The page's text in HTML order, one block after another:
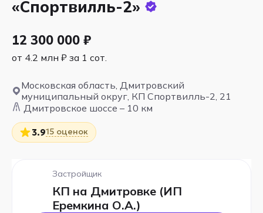
«Спортвилль-2»
12 300 000 ₽
от 4.2 млн ₽ за 1 сот.
Московская область, Дмитровский
муниципальный округ, КП Спортвилль-2, 21
Дмитровское шоссе – 10 км
3.915 оценок
Застройщик
КП на Дмитровке (ИП
Еремкина О.А.)